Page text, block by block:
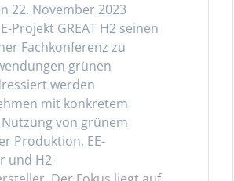
22. November 2023
Projekt GREAT H2 seinen
Fachkonferenz zu
grünen
werden
mit konkretem
von grünem
Produktion, EE-
und H2-